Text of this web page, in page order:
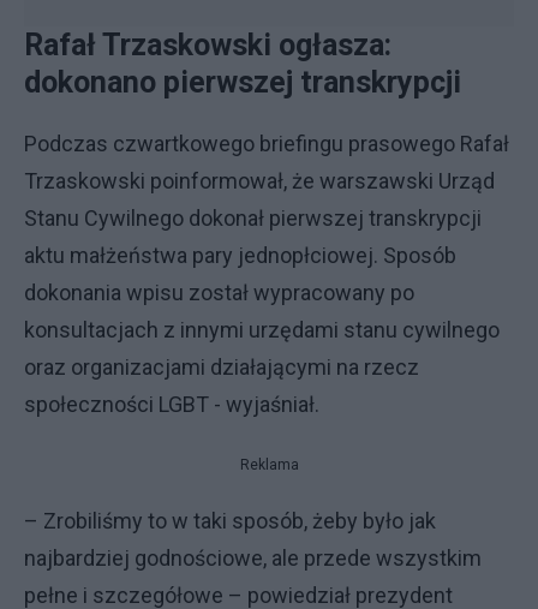
Rafał Trzaskowski ogłasza:
dokonano pierwszej transkrypcji
Podczas czwartkowego briefingu prasowego Rafał
Trzaskowski poinformował, że warszawski Urząd
Stanu Cywilnego dokonał pierwszej transkrypcji
aktu małżeństwa pary jednopłciowej. Sposób
dokonania wpisu został wypracowany po
konsultacjach z innymi urzędami stanu cywilnego
oraz organizacjami działającymi na rzecz
społeczności LGBT - wyjaśniał.
Reklama
– Zrobiliśmy to w taki sposób, żeby było jak
najbardziej godnościowe, ale przede wszystkim
pełne i szczegółowe – powiedział prezydent